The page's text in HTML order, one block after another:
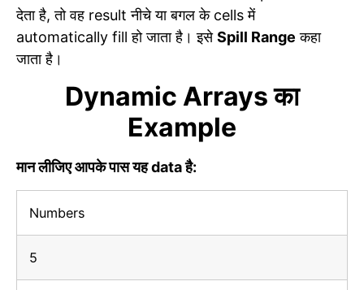
देता है, तो वह result नीचे या बगल के cells में
automatically fill हो जाता है। इसेSpill Range कहा
जाता है।
Dynamic Arrays का
Example
मान लीजिए आपके पास यह data है:
Numbers
5